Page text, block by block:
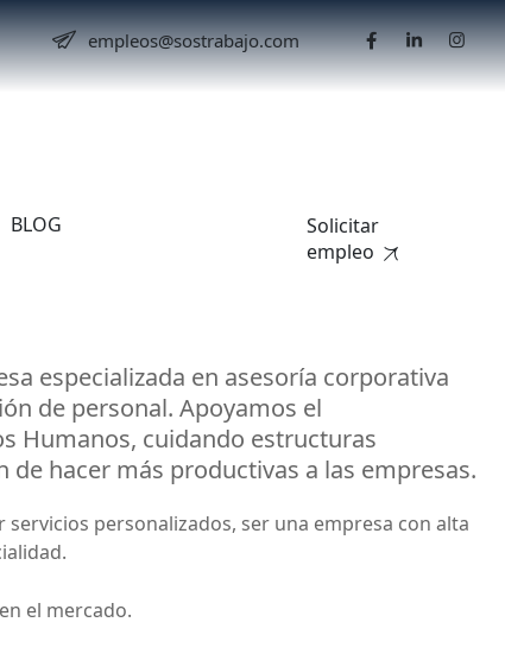
empleos@sostrabajo.com
BLOG
Solicitar
empleo
especializada en asesoría corporativa
de personal. Apoyamos el
Humanos, cuidando estructuras
de hacer más productivas a las empresas.
personalizados, ser una empresa con alta
el mercado.